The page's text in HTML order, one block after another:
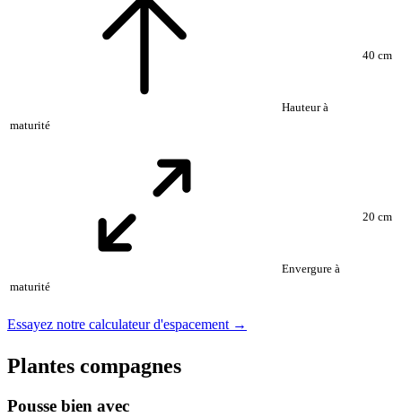
Hauteur à
maturité
40 cm
Envergure à
maturité
20 cm
Essayez notre calculateur d'espacement →
Plantes compagnes
Pousse bien avec